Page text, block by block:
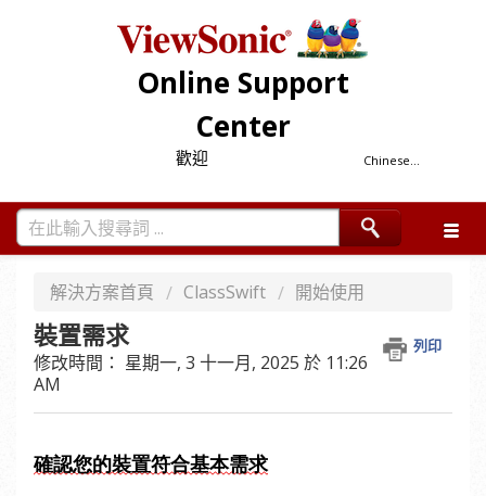
Online Support
Center
Chinese...
歡迎
解決方案首頁 ClassSwift 開始使用
裝置需求 列印
修改時間： 星期一, 3 十一月, 2025 於 11:26
AM
確認您的裝置符合基本需求